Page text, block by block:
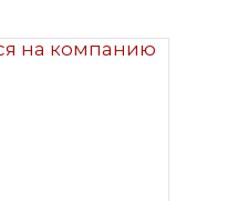
на компанию